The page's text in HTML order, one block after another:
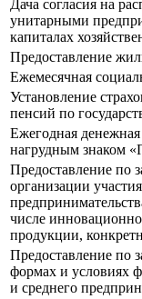
Дача согласия на
унитарными
капиталах
Предоставление
Ежемесячная
Установление
пенсий по
Ежегодная
нагрудным знаком
Предоставление по
организации
числе
продукции,
Предоставление по
формах и условиях
и среднего